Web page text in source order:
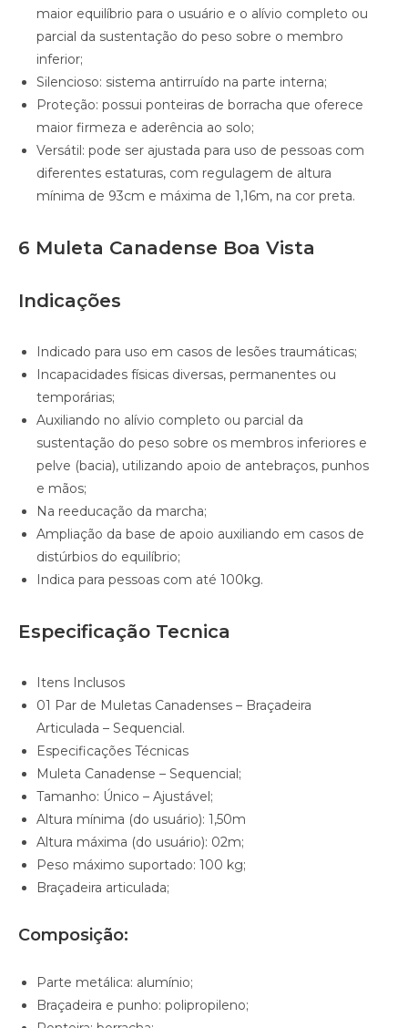
maior equilíbrio para o usuário e o alívio completo ou
parcial da sustentação do peso sobre o membro
inferior;
Silencioso: sistema antirruído na parte interna;
Proteção: possui ponteiras de borracha que oferece
maior firmeza e aderência ao solo;
Versátil: pode ser ajustada para uso de pessoas com
diferentes estaturas, com regulagem de altura
mínima de 93cm e máxima de 1,16m, na cor preta.
6 Muleta Canadense Boa Vista
Indicações
Indicado para uso em casos de lesões traumáticas;
Incapacidades físicas diversas, permanentes ou
temporárias;
Auxiliando no alívio completo ou parcial da
sustentação do peso sobre os membros inferiores e
pelve (bacia), utilizando apoio de antebraços, punhos
e mãos;
Na reeducação da marcha;
Ampliação da base de apoio auxiliando em casos de
distúrbios do equilíbrio;
Indica para pessoas com até 100kg.
Especificação Tecnica
Itens Inclusos
01 Par de Muletas Canadenses – Braçadeira
Articulada – Sequencial.
Especificações Técnicas
Muleta Canadense – Sequencial;
Tamanho: Único – Ajustável;
Altura mínima (do usuário): 1,50m
Altura máxima (do usuário): 02m;
Peso máximo suportado: 100 kg;
Braçadeira articulada;
Composição:
Parte metálica: alumínio;
Braçadeira e punho: polipropileno;